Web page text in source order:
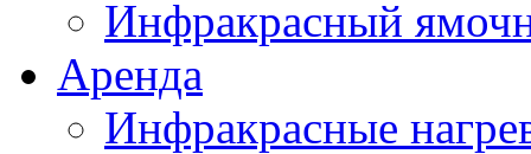
Инфракрасный
Аренда
Инфракрасные